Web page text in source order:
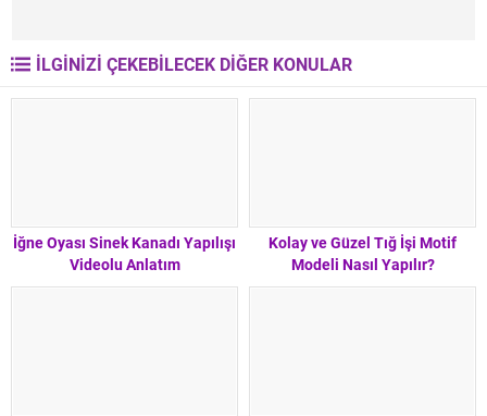
İLGİNİZİ ÇEKEBİLECEK DİĞER KONULAR
İğne Oyası Sinek Kanadı Yapılışı
Videolu Anlatım
Kolay ve Güzel Tığ İşi Motif
Modeli Nasıl Yapılır?